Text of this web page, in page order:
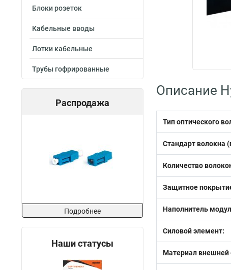
Блоки розеток
Кабельные вводы
Лотки кабельные
Трубы гофрированные
Распродажа
Подробнее
Наши статусы
Описание
Тип оптического
Стандарт волокна
Количество
Защитное
Наполнитель
Силовой элемент:
Материал внешней